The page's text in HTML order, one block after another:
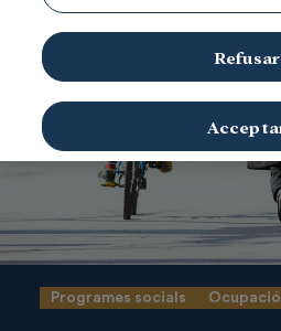
Programes socials Ocupació
Refusar